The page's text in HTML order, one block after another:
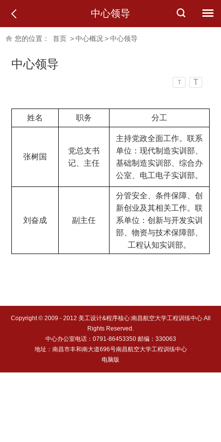
中心领导
您的位置： 首页 >中心概况>中心领导
中心领导
T T
姓名 职务 分工
张树国
党总支书
记、主任
主持党政全面工作。联系
单位 ：现代制造实训部
基础制造实训部、综合办
公室、电工电子实训部。
刘 奋成 副主任
分管安全、条件保障、创
新创业及其相关工作。联
系单位 ：创新与开发实训
部、 物资与技术保障部、
工程认知实训部。
Copyright © 2009 - 2012 美工设计&程序核心:南昌航空大学工程训练中心.All
Rights Reserved.
中心办公室电话：0791-86453350 邮编：330063
地址：南昌市丰和南大道696号南昌航空大学工程训练中心
电脑版